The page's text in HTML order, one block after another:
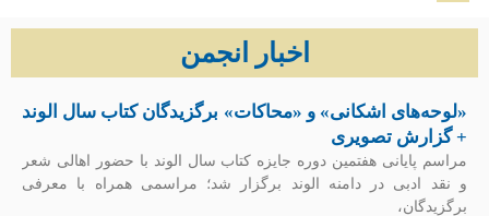
اخبار انجمن
«لوحه‌های اشکانی» و «محاکات» برگزیدگان کتاب سال الوند
+ گزارش تصویری
مراسم پایانی هفتمین دوره جایزه کتاب سال الوند با حضور اهالی شعر
و نقد ادبی در دامنه الوند برگزار شد؛ مراسمی همراه با معرفی
برگزیدگان،